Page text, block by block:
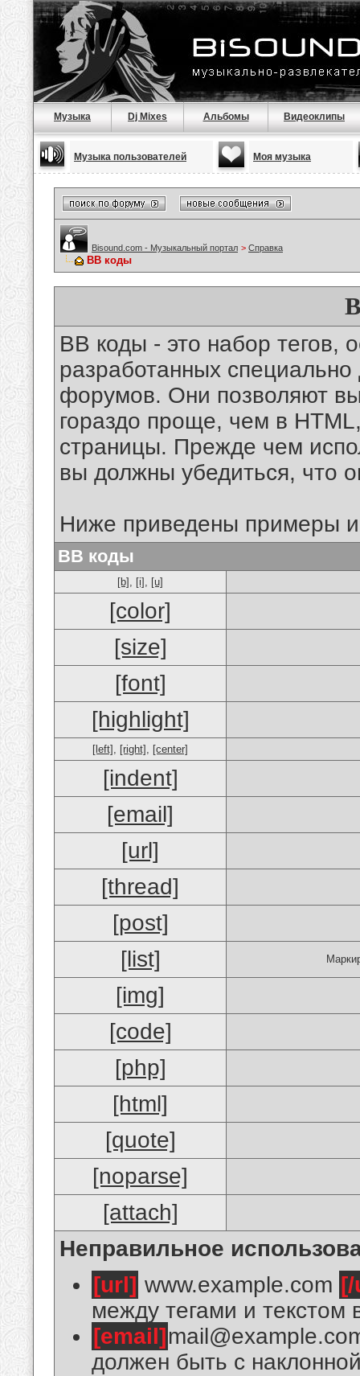
Музыка Dj Mixes Альбомы Видеоклипы
Музыка пользователей Моя музыка
Bisound.com - Музыкальный портал > Справка
BB коды
BB коды - это набор тегов,
разработанных
форумов. Они позволяют
гораздо проще, чем в
страницы. Прежде чем
вы должны убедиться, что
Ниже приведены примеры
BB коды
[b] , [i] , [u]
[color]
[size]
[font]
[highlight]
[left] , [right] , [center]
[indent]
[email]
[url]
[thread]
[post]
[list]
[img]
[code]
[php]
[html]
[quote]
[noparse]
[attach]
Неправильное
[url] www.example.com
между тегами и текстом
[email]
должен быть с